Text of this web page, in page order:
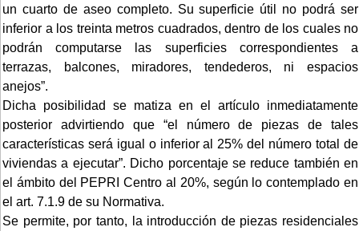
un cuarto de aseo completo. Su superficie útil no podrá ser
inferior a los treinta metros cuadrados, dentro de los cuales no
podrán computarse las superficies correspondientes a
terrazas, balcones, miradores, tendederos, ni espacios
anejos”.
Dicha posibilidad se matiza en el artículo inmediatamente
posterior advirtiendo que “el número de piezas de tales
características será igual o inferior al 25% del número total de
viviendas a ejecutar”. Dicho porcentaje se reduce también en
el ámbito del PEPRI Centro al 20%, según lo contemplado en
el art. 7.1.9 de su Normativa.
Se permite, por tanto, la introducción de piezas residenciales